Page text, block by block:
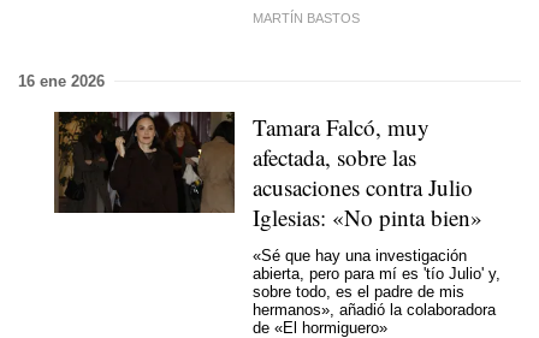
MARTÍN BASTOS
16 ene 2026
Tamara Falcó, muy
afectada, sobre las
acusaciones contra Julio
Iglesias: «No pinta bien»
«Sé que hay una investigación
abierta, pero para mí es 'tío Julio' y,
sobre todo, es el padre de mis
hermanos», añadió la colaboradora
de «El hormiguero»